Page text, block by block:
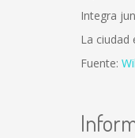
Integra
La ciudad
Fuente: